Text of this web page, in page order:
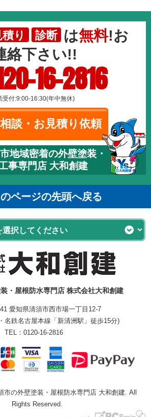
り 診断 は無料!お
絡下さい!!
16-2816
受付:9:00-16:30(年中無休)
談・お見積り依頼
地域密着の外壁塗装・
事専門店 大和創建
ページの先頭へ戻る
・屋根防水専門店 株式会社大和創建
愛知県清須市西市場一丁目12-7
名鉄名古屋本線「新清洲駅」徒歩15分)
TEL： 0120-16-2816
市の外壁塗装・屋根防水専門店 大和創建. All
Rights Reserved.